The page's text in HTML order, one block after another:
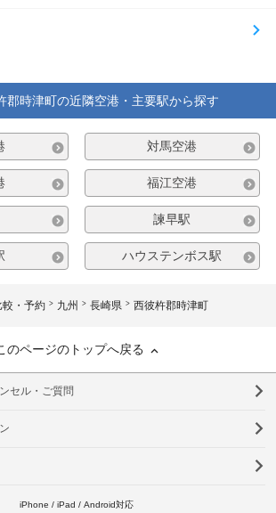
郡時津町の近隣空港・主要駅から探す
対馬空港
福江空港
諫早駅
ハウステンボス駅
較・予約 九州 長崎県 西彼杵郡時津町
のページのトップへ戻る